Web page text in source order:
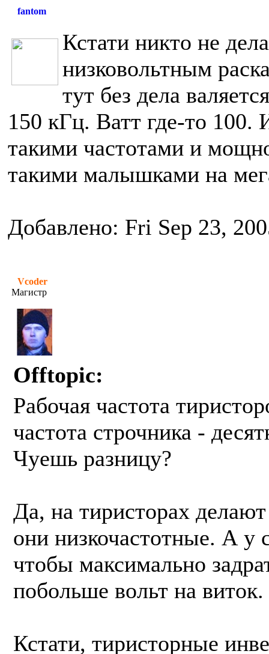
fantom
Кстати никто не
низковольтным
тут без дела
150 кГц. Ватт где-то 100.
такими частотами и
такими малышками на
Добавлено: Fri Sep 23,
Vcoder
Магистр
Offtopic:
Рабочая частота
частота строчника -
Чуешь разницу?
Да, на тиристорах
они низкочастотные. А у
чтобы максимально
побольше вольт на виток.
Кстати, тиристорные